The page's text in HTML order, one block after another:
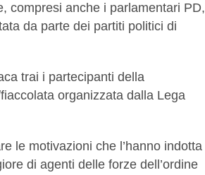
compresi anche i parlamentari PD,
da parte dei partiti politici di
trai i partecipanti della
organizzata dalla Lega
le motivazioni che l’hanno indotta
di agenti delle forze dell’ordine